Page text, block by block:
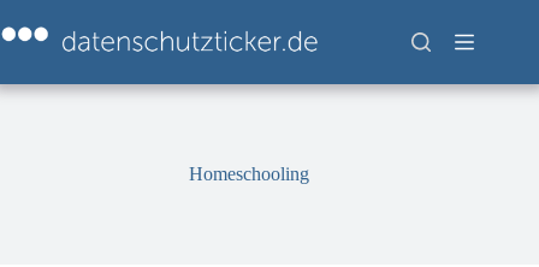
Inhalt
springen
Homeschooling